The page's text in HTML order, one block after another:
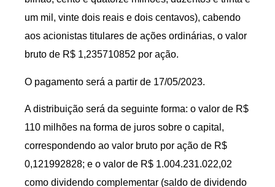
um mil, vinte dois reais e dois centavos), cabendo
aos acionistas titulares de ações ordinárias, o valor
bruto de R$ 1,235710852 por ação.
O pagamento será a partir de 17/05/2023.
A distribuição será da seguinte forma: o valor de R$
110 milhões na forma de juros sobre o capital,
correspondendo ao valor bruto por ação de R$
0,121992828; e o valor de R$ 1.004.231.022,02
como dividendo complementar (saldo de dividendo